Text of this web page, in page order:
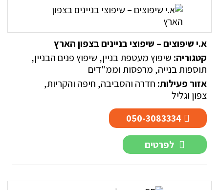
א.י שיפוצים – שיפוצי בניינים בצפון הארץ
קטגוריה: שיפוץ מעטפת בניין, שיפוץ פנים הבניין,
תוספות בנייה, מרפסות וממ"דים
אזור פעילות: חדרה והסביבה, חיפה והקריות,
צפון וגליל
050-3083334
לפרטים